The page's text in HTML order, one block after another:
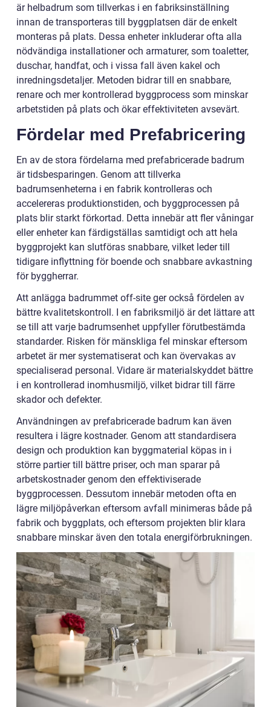
är helbadrum som tillverkas i en fabriksinställning
innan de transporteras till byggplatsen där de enkelt
monteras på plats. Dessa enheter inkluderar ofta alla
nödvändiga installationer och armaturer, som toaletter,
duschar, handfat, och i vissa fall även kakel och
inredningsdetaljer. Metoden bidrar till en snabbare,
renare och mer kontrollerad byggprocess som minskar
arbetstiden på plats och ökar effektiviteten avsevärt.
Fördelar med Prefabricering
En av de stora fördelarna med prefabricerade badrum
är tidsbesparingen. Genom att tillverka
badrumsenheterna i en fabrik kontrolleras och
accelereras produktionstiden, och byggprocessen på
plats blir starkt förkortad. Detta innebär att fler våningar
eller enheter kan färdigställas samtidigt och att hela
byggprojekt kan slutföras snabbare, vilket leder till
tidigare inflyttning för boende och snabbare avkastning
för byggherrar.
Att anlägga badrummet off-site ger också fördelen av
bättre kvalitetskontroll. I en fabriksmiljö är det lättare att
se till att varje badrumsenhet uppfyller förutbestämda
standarder. Risken för mänskliga fel minskar eftersom
arbetet är mer systematiserat och kan övervakas av
specialiserad personal. Vidare är materialskyddet bättre
i en kontrollerad inomhusmiljö, vilket bidrar till färre
skador och defekter.
Användningen av prefabricerade badrum kan även
resultera i lägre kostnader. Genom att standardisera
design och produktion kan byggmaterial köpas in i
större partier till bättre priser, och man sparar på
arbetskostnader genom den effektiviserade
byggprocessen. Dessutom innebär metoden ofta en
lägre miljöpåverkan eftersom avfall minimeras både på
fabrik och byggplats, och eftersom projekten blir klara
snabbare minskar även den totala energiförbrukningen.